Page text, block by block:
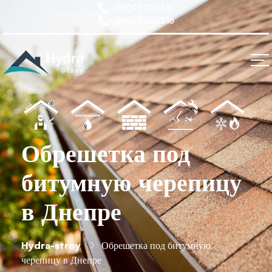
+380931103516
Обрешетка под
битумную черепицу
в Днепре
Hydra-stroy
Обрешетка под битумную
черепицу в Днепре